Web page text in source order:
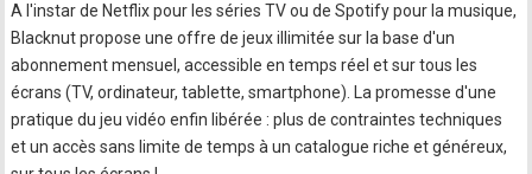
A l'instar de Netflix pour les séries TV ou de Spotify pour la musique,
Blacknut propose une offre de jeux illimitée sur la base d'un
abonnement mensuel, accessible en temps réel et sur tous les
écrans (TV, ordinateur, tablette, smartphone). La promesse d'une
pratique du jeu vidéo enfin libérée : plus de contraintes techniques
et un accès sans limite de temps à un catalogue riche et généreux,